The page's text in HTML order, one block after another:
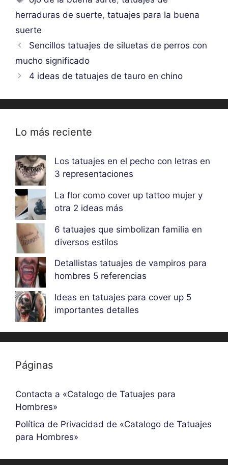
herraduras de suerte, tatuajes para la buena
suerte
Sencillos tatuajes de siluetas de perros con
mucho significado
4 ideas de tatuajes de tauro en chino
Lo más reciente
Los tatuajes en el pecho con letras en
3 representaciones
La flor como cover up tattoo mujer y
otra 2 ideas más
6 tatuajes que simbolizan familia en
diversos estilos
Detallistas tatuajes de vampiros para
hombres 5 referencias
Ideas en tatuajes para cover up 5
importantes detalles
Páginas
Contacta a «Catalogo de Tatuajes para
Hombres»
Política de Privacidad de «Catalogo de Tatuajes
para Hombres»